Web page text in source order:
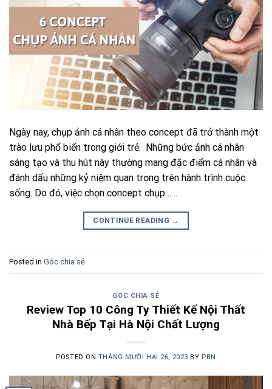
Ngày nay, chụp ảnh cá nhân theo concept đã trở thành một
trào lưu phổ biến trong giới trẻ. Những bức ảnh cá nhân
sáng tạo và thu hút này thường mang đặc điểm cá nhân và
đánh dấu những kỷ niệm quan trọng trên hành trình cuộc
sống. Do đó, việc chọn concept chụp……
CONTINUE READING →
Posted in Góc chia sẻ
GÓC CHIA SẺ
Review Top 10 Công Ty Thiết Kế Nội Thất
Nhà Bếp Tại Hà Nội Chất Lượng
POSTED ON THÁNG MƯỜI HAI 26, 2023 BY PBN